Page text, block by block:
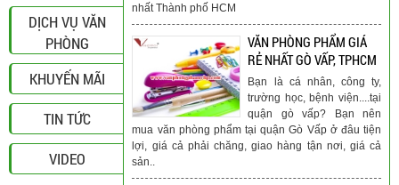
DỊCH VỤ VĂN
PHÒNG
KHUYẾN MÃI
TIN TỨC
VIDEO
nhất Thành phố HCM
VĂN PHÒNG PHẨM GIÁ
RẺ NHẤT GÒ VẤP, TPHCM
Bạn là cá nhân, công ty,
trường học, bệnh viện....tại
quận gò vấp? Bạn nên
mua văn phòng phẩm tại quận Gò Vấp ở đâu tiện
lợi, giá cả phải chăng, giao hàng tận nơi, giá cả
sản..